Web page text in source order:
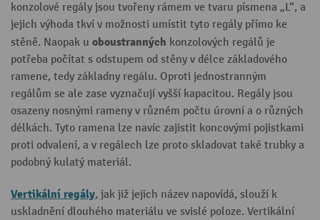
konzolové regály jsou tvořeny rámem ve tvaru písmena „L“, a
jejich výhoda tkví v možnosti umístit tyto regály přímo ke
stěně. Naopak u oboustranných konzolových regálů je
potřeba počítat s odstupem od stěny v délce základového
ramene, tedy základny regálu. Oproti jednostranným
regálům se ale zase vyznačují vyšší kapacitou. Regály jsou
osazeny nosnými rameny v různém počtu úrovní a o různých
délkách. Tyto ramena lze navíc zajistit koncovými pojistkami
proti odvalení, a v regálech lze proto skladovat také trubky a
podobný kulatý materiál.
Vertikální regály, jak již jejich název napovídá, slouží k
uskladnění dlouhého materiálu ve svislé poloze. Vertikální